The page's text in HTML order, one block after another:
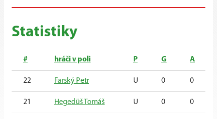
Statistiky
# hráči v poli P G A
22 Farský Petr U 0 0
21 Hegedüš Tomáš U 0 0